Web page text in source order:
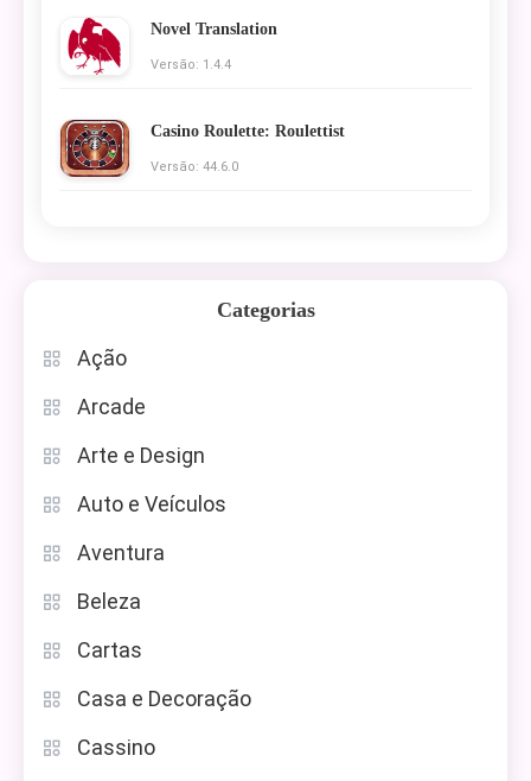
Novel Translation
Versão: 1.4.4
Casino Roulette: Roulettist
Versão: 44.6.0
Categorias
Ação
Arcade
Arte e Design
Auto e Veículos
Aventura
Beleza
Cartas
Casa e Decoração
Cassino